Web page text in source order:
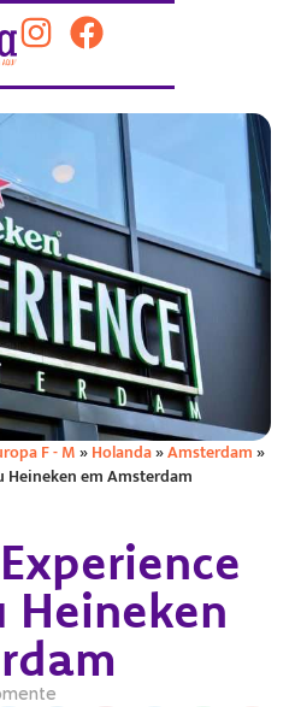
F - M»Holanda»Amsterdam»
Heineken em Amsterdam
Heineken